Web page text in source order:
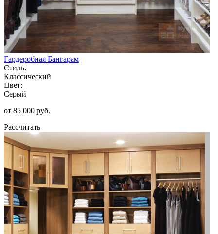
Гардеробная Бангарам
Стиль:
Классический
Цвет:
Серый
от 85 000 руб.
Рассчитать